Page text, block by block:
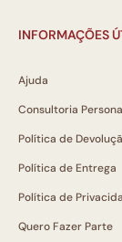
INFORMAÇÕES
Ajuda
Consultoria
Política de
Política de Entrega
Política de
Quero Fazer Parte